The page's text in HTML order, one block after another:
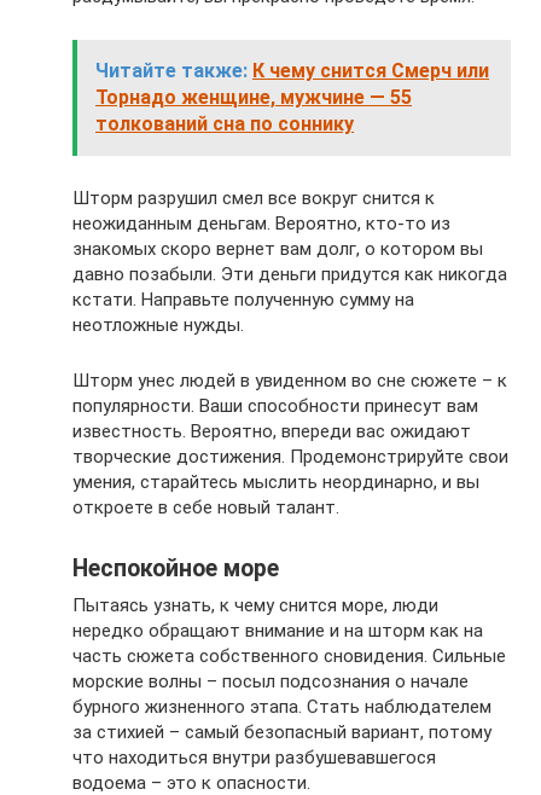
Читайте также: К чему снится Смерч или
Торнадо женщине, мужчине — 55
толкований сна по соннику
Шторм разрушил смел все вокруг снится к
неожиданным деньгам. Вероятно, кто-то из
знакомых скоро вернет вам долг, о котором вы
давно позабыли. Эти деньги придутся как никогда
кстати. Направьте полученную сумму на
неотложные нужды.
Шторм унес людей в увиденном во сне сюжете – к
популярности. Ваши способности принесут вам
известность. Вероятно, впереди вас ожидают
творческие достижения. Продемонстрируйте свои
умения, старайтесь мыслить неординарно, и вы
откроете в себе новый талант.
Неспокойное море
Пытаясь узнать, к чему снится море, люди
нередко обращают внимание и на шторм как на
часть сюжета собственного сновидения. Сильные
морские волны – посыл подсознания о начале
бурного жизненного этапа. Стать наблюдателем
за стихией – самый безопасный вариант, потому
что находиться внутри разбушевавшегося
водоема – это к опасности.